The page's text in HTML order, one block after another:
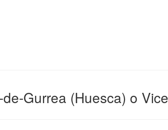
Gurrea (Huesca) o